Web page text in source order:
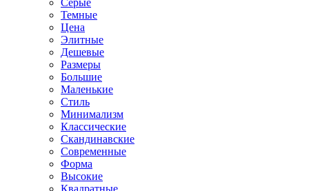
Серые
Темные
Цена
Элитные
Дешевые
Размеры
Большие
Маленькие
Стиль
Минимализм
Классические
Скандинавские
Современные
Форма
Высокие
Квадратные